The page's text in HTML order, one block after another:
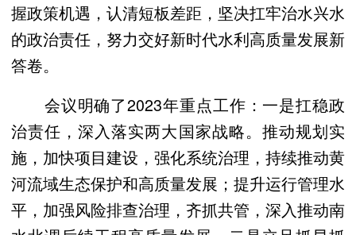
握政策机遇，认清短板差距，坚决扛牢治水兴水
的政治责任，努力交好新时代水利高质量发展新
答卷。
会议明确了2023年重点工作：一是扛稳政
治责任，深入落实两大国家战略。推动规划实
施，加快项目建设，强化系统治理，持续推动黄
河流域生态保护和高质量发展；提升运行管理水
平，加强风险排查治理，齐抓共管，深入推动南